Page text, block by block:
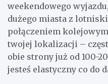
weekendowego
dużego miasta z
połączeniem
twojej lokalizacji –
obie strony już od 100-
jesteś elastyczny co do